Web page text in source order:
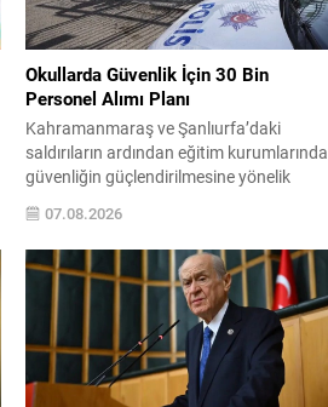
Okullarda Güvenlik İçin 30 Bin
Personel Alımı Planı
Kahramanmaraş ve Şanlıurfa’daki
saldırıların ardından eğitim kurumlarında
güvenliğin güçlendirilmesine yönelik
adımlar hız kazandı. Milli Eğitim Bakanı
Yusuf Tekin, okullarda riskleri öngören ve
erken uyarı sağlayan yapay zekâ tabanlı
bir sistem kurulacağını; devamsızlık
eğilimleri, disiplin kayıtları, demografik
veriler ve suça yönelimi gösteren
bulguların birlikte değerlendirilerek
tehlikelerin öne çıkartılacağını açıkladı.
Ayrıca, okul...
07.08.2026